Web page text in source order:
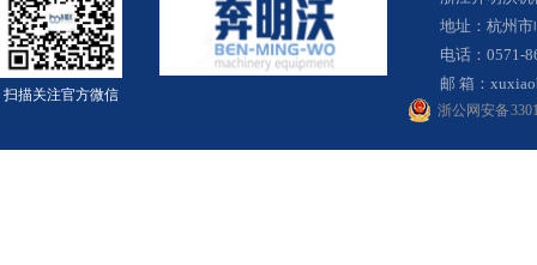
扫描关注官方微信
地址：杭州
电话：
邮 箱：
浙公网安备